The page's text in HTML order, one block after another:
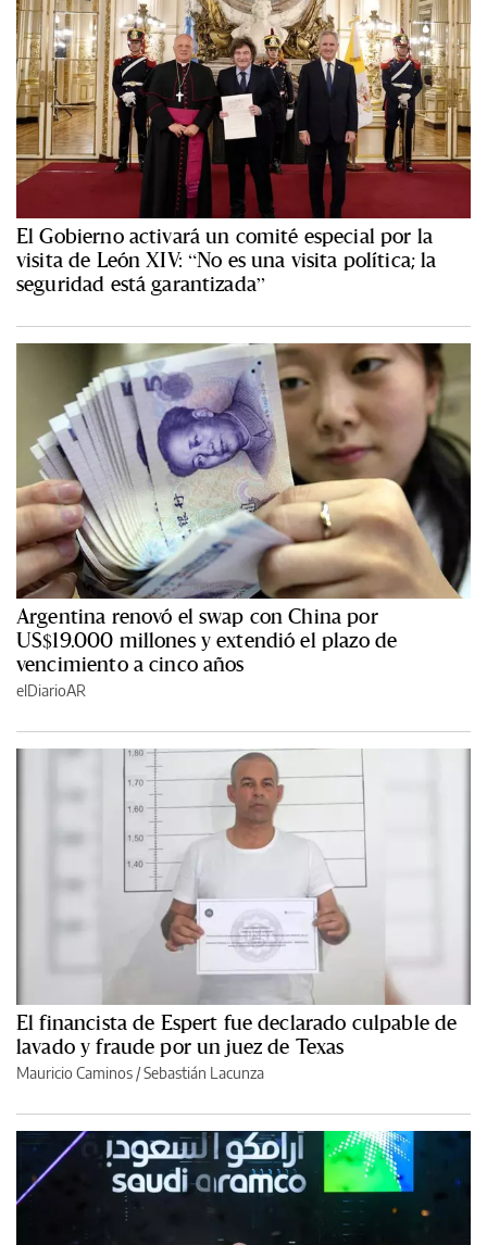
El Gobierno activará un comité especial por la
visita de León XIV: “No es una visita política; la
seguridad está garantizada”
Argentina renovó el swap con China por
US$19.000 millones y extendió el plazo de
vencimiento a cinco años
elDiarioAR
El financista de Espert fue declarado culpable de
lavado y fraude por un juez de Texas
Mauricio Caminos /Sebastián Lacunza